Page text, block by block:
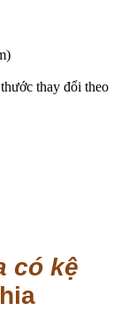
thay đổi theo
có kệ